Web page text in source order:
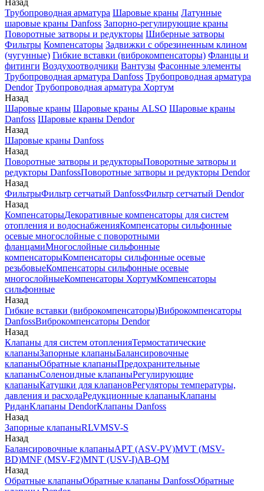
Назад
Трубопроводная арматура Шаровые краны Латунные
шаровые краны Danfoss Запорно-регулирующие краны
Поворотные затворы и редукторы Шиберные затворы
Фильтры Компенсаторы Задвижки с обрезиненным клином
(чугунные) Гибкие вставки (виброкомпенсаторы) Фланцы и
фитинги Воздухоотводчики Вантузы Фасонные элементы
Трубопроводная арматура Danfoss Трубопроводная арматура
Dendor Трубопроводная арматура Хортум
Назад
Шаровые краны Шаровые краны ALSO Шаровые краны
Danfoss Шаровые краны Dendor
Назад
Шаровые краны Danfoss
Назад
Поворотные затворы и редукторыПоворотные затворы и
редукторы DanfossПоворотные затворы и редукторы Dendor
Назад
ФильтрыФильтр сетчатый DanfossФильтр сетчатый Dendor
Назад
КомпенсаторыДекоративные компенсаторы для систем
отопления и водоснабженияКомпенсаторы сильфонные
осевые многослойные с поворотными
фланцамиМногослойные сильфонные
компенсаторыКомпенсаторы сильфонные осевые
резьбовыеКомпенсаторы сильфонные осевые
многослойныеКомпенсаторы ХортумКомпенсаторы
сильфонные
Назад
Гибкие вставки (виброкомпенсаторы)Виброкомпенсаторы
DanfossВиброкомпенсаторы Dendor
Назад
Клапаны для систем отопленияТермостатические
клапаныЗапорные клапаныБалансировочные
клапаныОбратные клапаныПредохранительные
клапаныСоленоидные клапаныРегулирующие
клапаныКатушки для клапановРегуляторы температуры,
давления и расходаРедукционные клапаныКлапаны
РиданКлапаны DendorКлапаны Danfoss
Назад
Запорные клапаныRLVMSV-S
Назад
Балансировочные клапаныAPT (ASV-PV)MVT (MSV-
BD)MNF (MSV-F2)MNT (USV-I)AB-QM
Назад
Обратные клапаныОбратные клапаны DanfossОбратные